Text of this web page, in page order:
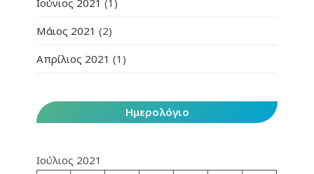
Ιούνιος 2021 (1)
Μάιος 2021 (2)
Απρίλιος 2021 (1)
Ημερολόγιο
Ιούλιος 2021